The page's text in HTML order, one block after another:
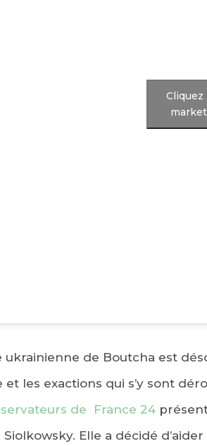
ukrainienne de Boutcha est
et les exactions qui s’y sont
de France 24
Siolkowsky. Elle a décidé